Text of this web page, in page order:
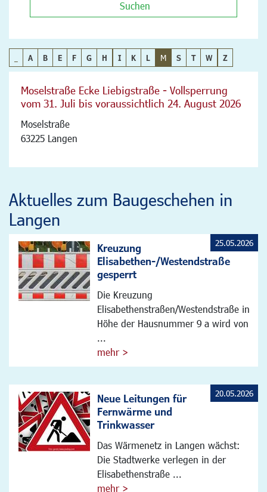
Suchen
A B E F G H I K L M S T W Z
Moselstraße Ecke Liebigstraße - Vollsperrung
vom 31. Juli bis voraussichtlich 24. August 2026
Moselstraße
63225 Langen
Aktuelles zum Baugeschehen in
Langen
Kreuzung
Elisabethen-/Westendstraße
gesperrt
Die Kreuzung
Elisabethenstraßen/Westendstraße in
Höhe der Hausnummer 9 a wird von
...
mehr >
25.05.2026
Neue Leitungen für
Fernwärme und
Trinkwasser
Das Wärmenetz in Langen wächst:
Die Stadtwerke verlegen in der
Elisabethenstraße ...
mehr >
20.05.2026